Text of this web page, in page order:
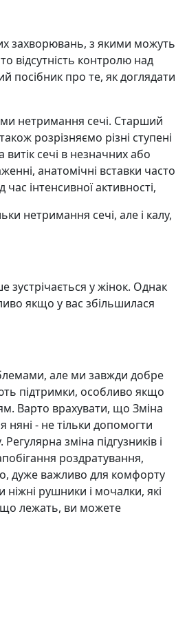
захворювань, з якими можуть
відсутність контролю над
посібник про те, як доглядати
нетримання сечі. Старший
розрізняємо різні ступені
сечі в незначних або
анатомічні вставки часто
час інтенсивної активності,
нетримання сечі, але і калу,
зустрічається у жінок. Однак
якщо у вас збільшилася
але ми завжди добре
підтримки, особливо якщо
Варто врахувати, що Зміна
няні - не тільки допомогти
зміна підгузників і
роздратування,
дуже важливо для комфорту
рушники і мочалки, які
що лежать, ви можете